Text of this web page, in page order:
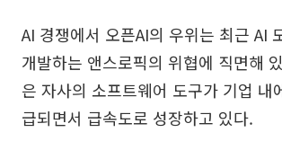
AI 경쟁에서 오픈AI의 우위는 최근 AI
개발하는 앤스로픽의 위협에 직면해
은 자사의 소프트웨어 도구가 기업 내
급되면서 급속도로 성장하고 있다.